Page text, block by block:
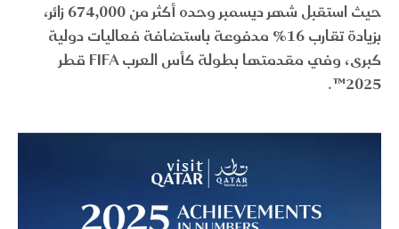
حيث استقبل شهر ديسمبر وحده أكثر من 674,000 زائر،
بزيادة تقارب 16% مدفوعة باستضافة فعاليات دولية
كبرى، وفي مقدمتها بطولة كأس العرب FIFA قطر
2025™.